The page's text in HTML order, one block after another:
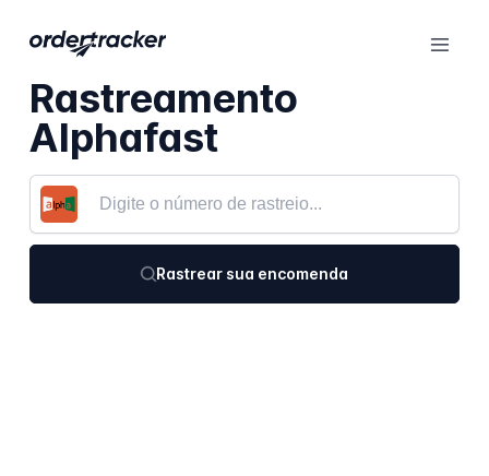
Rastreamento
Alphafast
Rastrear sua encomenda